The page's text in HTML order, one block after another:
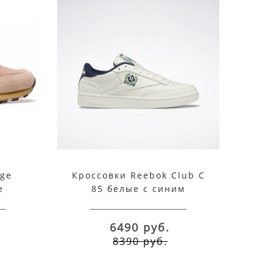
Кроссовки Reebok Club C
85 белые с синим
6490 руб.
8390 руб.